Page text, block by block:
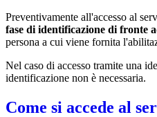
Preventivamente all'accesso al
fase di identificazione di fronte
persona a cui viene fornita
Nel caso di accesso tramite una
identificazione non è necessaria.
Come si accede al